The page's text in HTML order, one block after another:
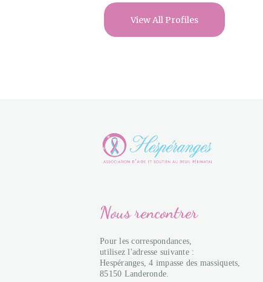
View All Profiles
Nous rencontrer
Pour les correspondances,
utilisez l'adresse suivante :
Hespéranges, 4 impasse des massiquets,
85150 Landeronde.